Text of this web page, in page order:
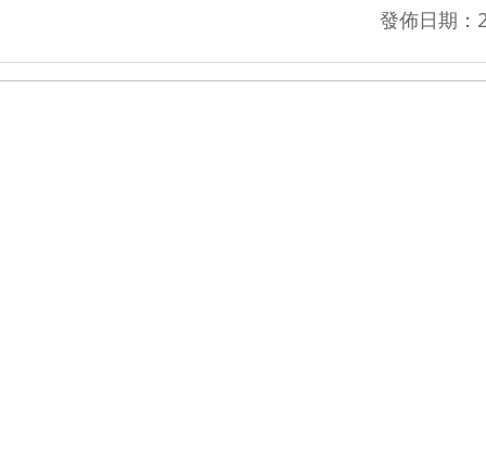
發佈日期：